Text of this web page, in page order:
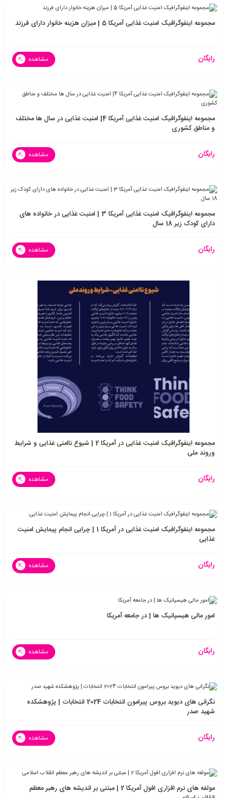
مجموعه اینفوگرافیک امنیت غذایی آمریکا 5 | میزان هزینه خانوار دارای فرزند
رایگان مشاهده
مجموعه اینفوگرافیک امنیت غذایی آمریکا 4| امنیت غذایی در سال ها مختلف
و مناطق کشوری
رایگان مشاهده
مجموعه اینفوگرافیک امنیت غذایی آمریکا 3 | امنیت غذایی در خانواده های
دارای کودک زیر 18 سال
رایگان مشاهده
مجموعه اینفوگرافیک امنیت غذایی در آمریکا 2 | شیوع ناامنی غذایی و شرایط
وروند ملی
رایگان مشاهده
مجموعه اینفوگرافیک امنیت غذایی در آمریکا 1 | چرایی انجام پیمایش امنیت
غذایی
رایگان مشاهده
امور مالی هیسپانیک ها | در جامعه آمریکا
رایگان مشاهده
نگرانی های دیوید بروس پیرامون انتخابات 2024 انتخابات | پژوهشکده
شهید صدر
رایگان مشاهده
مولفه های نرم افزاری افول آمریکا 2 | مبتنی بر اندیشه های رهبر معظم